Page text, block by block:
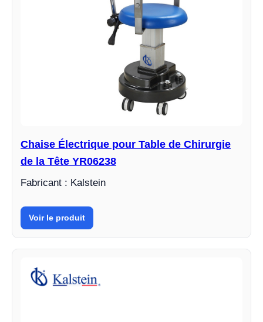
Chaise Électrique pour Table de Chirurgie
de la Tête YR06238
Fabricant : Kalstein
Voir le produit